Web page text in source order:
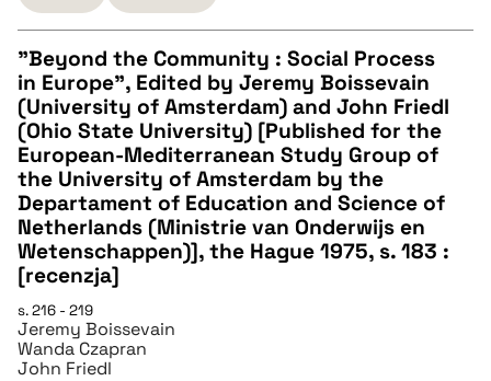
pobierz cytat
CZYSTY TEKST
pobierz cytat
BIBTEX
pobierz cytat
"Beyond the Community : Social Process
in Europe", Edited by Jeremy Boissevain
(University of Amsterdam) and John Friedl
(Ohio State University) [Published for the
European-Mediterranean Study Group of
the University of Amsterdam by the
Departament of Education and Science of
Netherlands (Ministrie van Onderwijs en
Wetenschappen)], the Hague 1975, s. 183 :
[recenzja]
s. 216 - 219
Jeremy Boissevain
Wanda Czapran
John Friedl